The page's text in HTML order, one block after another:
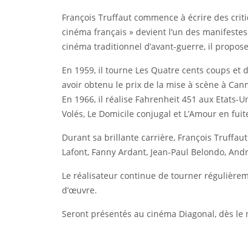
François Truffaut commence à écrire des
cinéma français » devient l’un des
cinéma traditionnel d’avant-guerre, il
En 1959, il tourne Les Quatre cents coups
avoir obtenu le prix de la mise à scène à
En 1966, il réalise Fahrenheit 451 aux Etats-
Volés, Le Domicile conjugal et L’Amour en
Durant sa brillante carrière, François
Lafont, Fanny Ardant, Jean-Paul Belondo,
Le réalisateur continue de tourner
d’œuvre.
Seront présentés au cinéma Diagonal, dès le